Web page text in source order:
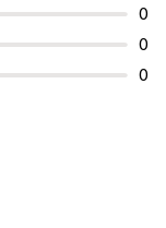
0
0
0